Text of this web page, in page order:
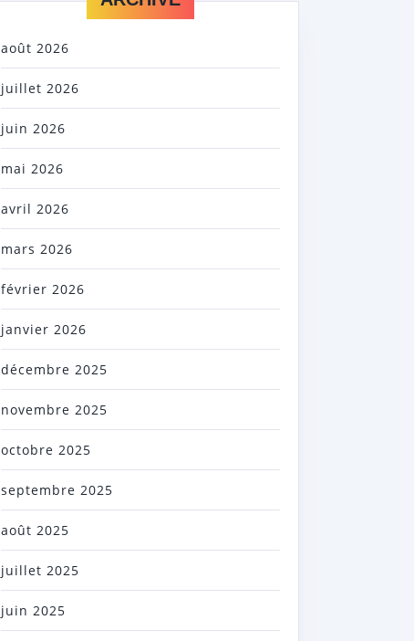
août 2026
juillet 2026
juin 2026
mai 2026
avril 2026
mars 2026
février 2026
janvier 2026
décembre 2025
novembre 2025
octobre 2025
septembre 2025
août 2025
juillet 2025
juin 2025